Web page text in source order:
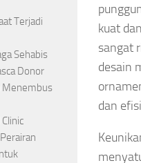
kuat
sangat
desain
dan
Terjadi
Sehabis
Donor
Menembus